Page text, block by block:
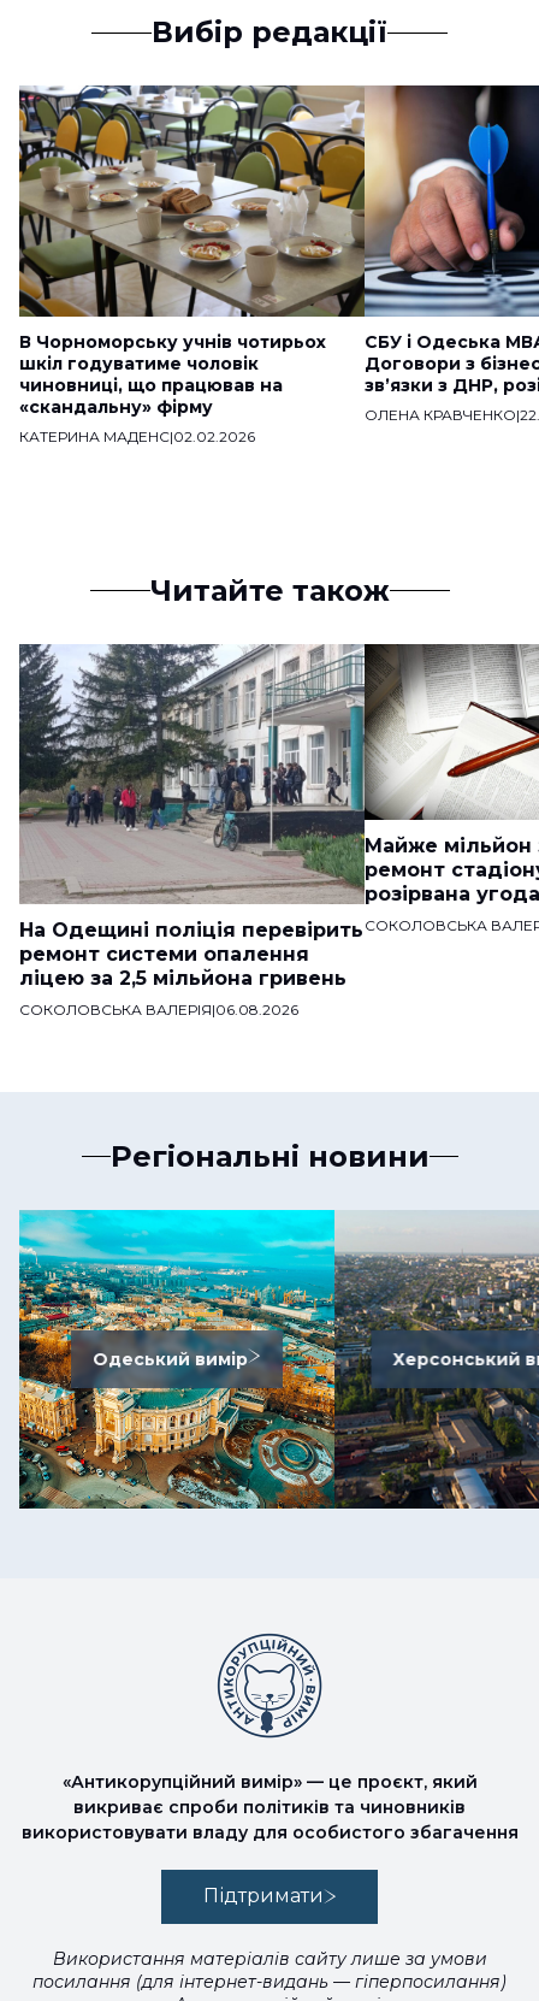
Вибір редакції
В Чорноморську учнів чотирьох
шкіл годуватиме чоловік
чиновниці, що працював на
«скандальну» фірму
КАТЕРИНА МАДЕНС|02.02.2026
СБУ і Одеська
Договори з
звʼязки з ДНР,
ОЛЕНА КРАВЧЕНКО|
Читайте також
На Одещині поліція перевірить
ремонт системи опалення
ліцею за 2,5 мільйона гривень
СОКОЛОВСЬКА ВАЛЕРІЯ|06.08.2026
Майже мільйон
ремонт
розірвана
СОКОЛОВСЬКА
Регіональні новини
Одеський вимір Херсонський
«Антикорупційний вимір» — це проєкт, який
викриває спроби політиків та чиновників
використовувати владу для особистого збагачення
Підтримати
Використання матеріалів сайту лише за умови
посилання (для інтернет-видань — гіперпосилання)